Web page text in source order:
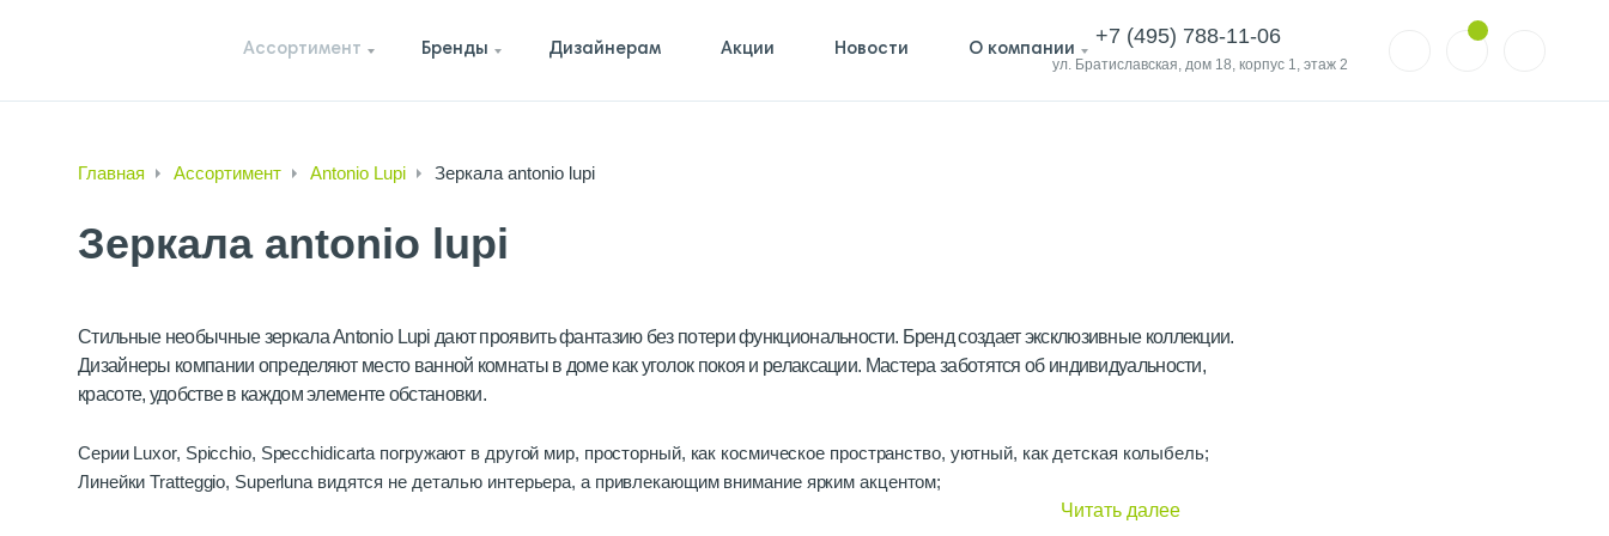
Ассортимент Бренды Дизайнерам Акции Новости О компании
+7 (495) 788-11-06
ул. Братиславская, дом 18, корпус 1, этаж 2
Главная Ассортимент Antonio Lupi Зеркала antonio lupi
Зеркала antonio lupi
Стильные необычные зеркала Antonio Lupi дают проявить фантазию без потери функциональности. Бренд создает эксклюзивные коллекции.
Дизайнеры компании определяют место ванной комнаты в доме как уголок покоя и релаксации. Мастера заботятся об индивидуальности,
красоте, удобстве в каждом элементе обстановки.
Серии Luxor, Spicchio, Specchidicarta погружают в другой мир, просторный, как космическое пространство, уютный, как детская колыбель;
Линейки Tratteggio, Superluna видятся не деталью интерьера, а привлекающим внимание ярким акцентом;
Читать далее